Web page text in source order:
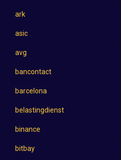
ark
asic
avg
bancontact
barcelona
belastingdienst
binance
bitbay